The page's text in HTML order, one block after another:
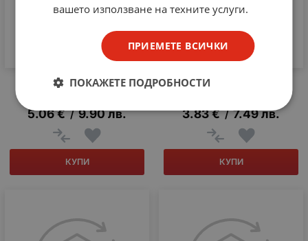
Винтова клема WDK
5.06€ / 9.90лв.
КУПИ
Винтова клема WKN 16/U
3.83€ / 7.49лв.
КУПИ
вашето използване на техните услуги.
ПРИЕМЕТЕ ВСИЧКИ
ПОКАЖЕТЕ ПОДРОБНОСТИ